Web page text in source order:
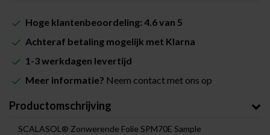
Hoge klantenbeoordeling: 4.6 van 5
Achteraf betaling mogelijk met Klarna
1-3 werkdagen levertijd
Meer informatie? Neem contact met ons op
Productomschrijving
SCALASOL® Zonwerende Folie SPM70E Sample